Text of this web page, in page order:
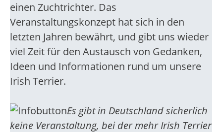
einen Zuchtrichter. Das
Veranstaltungskonzept hat sich in den
letzten Jahren bewährt, und gibt uns wieder
viel Zeit für den Austausch von Gedanken,
Ideen und Informationen rund um unsere
Irish Terrier.
Es gibt in Deutschland sicherlich
keine Veranstaltung, bei der mehr Irish Terrier